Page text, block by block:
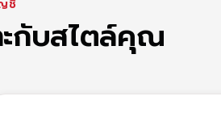
ชี
กับสไตล์คุณ